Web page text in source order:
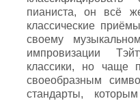
пианиста, он всё
классические
своему
импровизации
классики, но чаще
своеобразным
стандарты,